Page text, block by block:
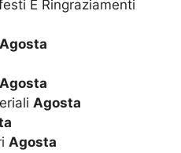
E Ringraziamenti
Agosta
Agosta
Agosta
Agosta